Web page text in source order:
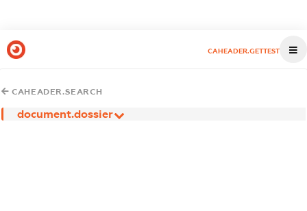
CAHEADER.GETTEST
CAHEADER.SEARCH
document.dossier